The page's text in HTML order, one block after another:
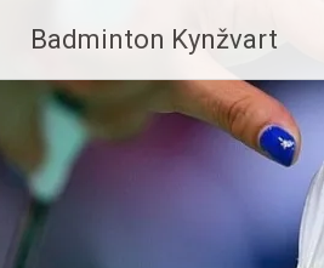
Badminton Kynžvart